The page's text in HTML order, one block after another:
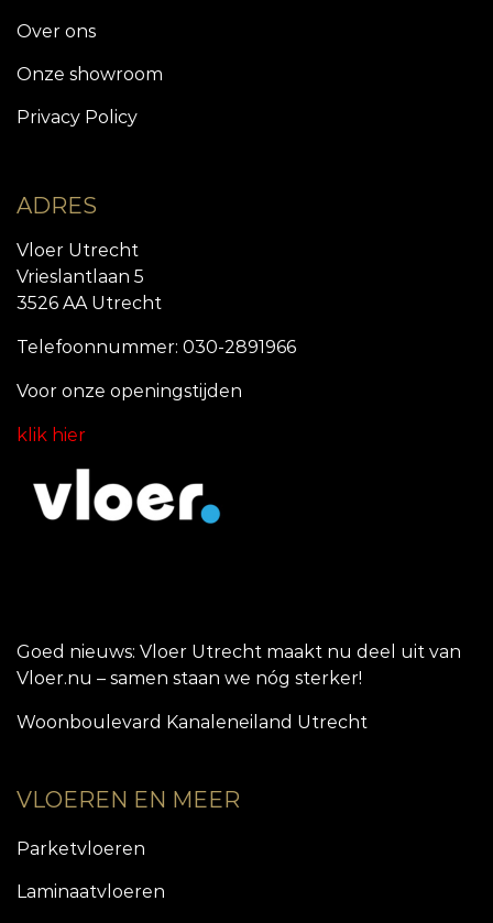
Over ons
Onze showroom
Privacy Policy
ADRES
Vloer Utrecht
Vrieslantlaan 5
3526 AA Utrecht
Telefoonnummer: 030-2891966
Voor onze openingstijden
klik hier
Goed nieuws: Vloer Utrecht maakt nu deel uit van
Vloer.nu – samen staan we nóg sterker!
Woonboulevard Kanaleneiland Utrecht
VLOEREN EN MEER
Parketvloeren
Laminaatvloeren